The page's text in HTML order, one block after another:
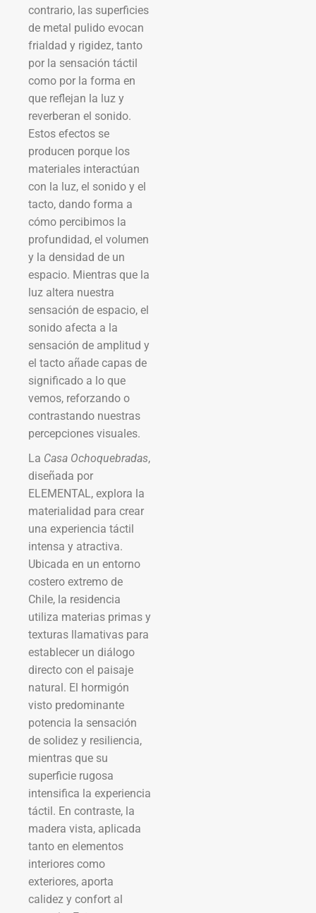
contrario, las superficies
de metal pulido evocan
frialdad y rigidez, tanto
por la sensación táctil
como por la forma en
que reflejan la luz y
reverberan el sonido.
Estos efectos se
producen porque los
materiales interactúan
con la luz, el sonido y el
tacto, dando forma a
cómo percibimos la
profundidad, el volumen
y la densidad de un
espacio. Mientras que la
luz altera nuestra
sensación de espacio, el
sonido afecta a la
sensación de amplitud y
el tacto añade capas de
significado a lo que
vemos, reforzando o
contrastando nuestras
percepciones visuales.
La Casa Ochoquebradas,
diseñada por
ELEMENTAL, explora la
materialidad para crear
una experiencia táctil
intensa y atractiva.
Ubicada en un entorno
costero extremo de
Chile, la residencia
utiliza materias primas y
texturas llamativas para
establecer un diálogo
directo con el paisaje
natural. El hormigón
visto predominante
potencia la sensación
de solidez y resiliencia,
mientras que su
superficie rugosa
intensifica la experiencia
táctil. En contraste, la
madera vista, aplicada
tanto en elementos
interiores como
exteriores, aporta
calidez y confort al